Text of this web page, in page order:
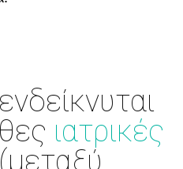
ενδείκνυται
ιατρικές
(μεταξύ